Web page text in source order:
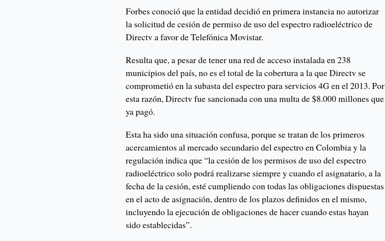
Forbes conoció que la entidad decidió en primera instancia no autorizar
la solicitud de cesión de permiso de uso del espectro radioeléctrico de
Directv a favor de Telefónica Movistar.
Resulta que, a pesar de tener una red de acceso instalada en 238
municipios del país, no es el total de la cobertura a la que Directv se
comprometió en la subasta del espectro para servicios 4G en el 2013. Por
esta razón, Directv fue sancionada con una multa de $8.000 millones que
ya pagó.
Esta ha sido una situación confusa, porque se tratan de los primeros
acercamientos al mercado secundario del espectro en Colombia y la
regulación indica que “la cesión de los permisos de uso del espectro
radioeléctrico solo podrá realizarse siempre y cuando el asignatario, a la
fecha de la cesión, esté cumpliendo con todas las obligaciones dispuestas
en el acto de asignación, dentro de los plazos definidos en el mismo,
incluyendo la ejecución de obligaciones de hacer cuando estas hayan
sido establecidas”.